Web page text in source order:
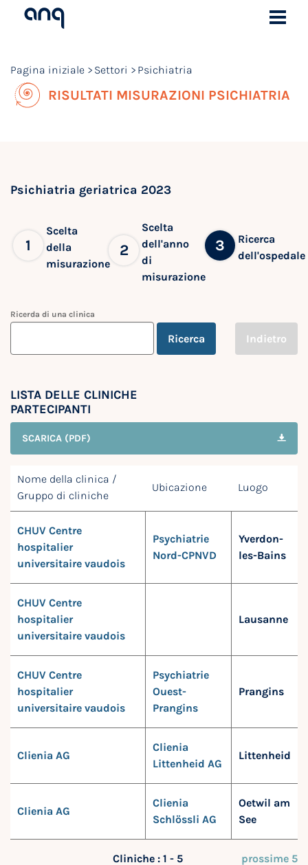
Pagina iniziale Settori Psichiatria
RISULTATI MISURAZIONI PSICHIATRIA
Psichiatria geriatrica 2023
1
Scelta
della
misurazione
2
Scelta
dell'anno
di
misurazione
3
Ricerca
dell'ospedale
Ricerda di una clinica
Ricerca Indietro
LISTA DELLE CLINICHE
PARTECIPANTI
SCARICA (PDF)
Nome della clinica /
Gruppo di cliniche
Ubicazione Luogo
CHUV Centre
hospitalier
universitaire vaudois
Psychiatrie
Nord-CPNVD
Yverdon-
les-Bains
CHUV Centre
hospitalier
universitaire vaudois
Lausanne
CHUV Centre
hospitalier
universitaire vaudois
Psychiatrie
Ouest-
Prangins
Prangins
Clienia AG
Clienia
Littenheid AG
Littenheid
Clienia AG
Clienia
Schlössli AG
Oetwil am
See
Cliniche : 1 - 5
prossime 5